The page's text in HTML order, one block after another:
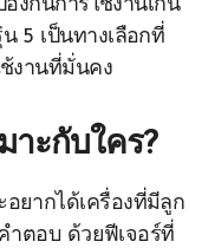
งกันการใช้งานเกิน
5 เป็นทางเลือกที่
งานที่มั่นคง
าะกับใคร?
ยากได้เครื่องที่มีลูก
ตอบ ด้วยฟีเจอร์ที่